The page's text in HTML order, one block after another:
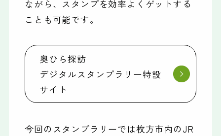
ながら、スタンプを効率よくゲットする
ことも可能です。
奥ひら探訪
デジタルスタンプラリー特設
サイト
今回のスタンプラリーでは枚方市内のJR